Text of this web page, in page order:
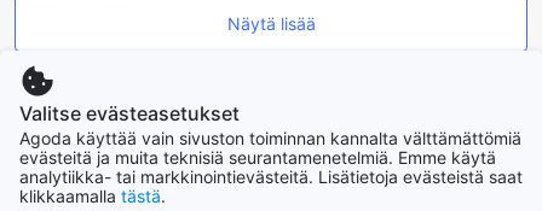
Näytä lisää
Nousevat kaupungit
Singapore
Valitse evästeasetukset
Agoda käyttää vain sivuston toiminnan kannalta välttämättömiä
evästeitä ja muita teknisiä seurantamenetelmiä. Emme käytä
analytiikka- tai markkinointievästeitä. Lisätietoja evästeistä saat
klikkaamalla tästä.